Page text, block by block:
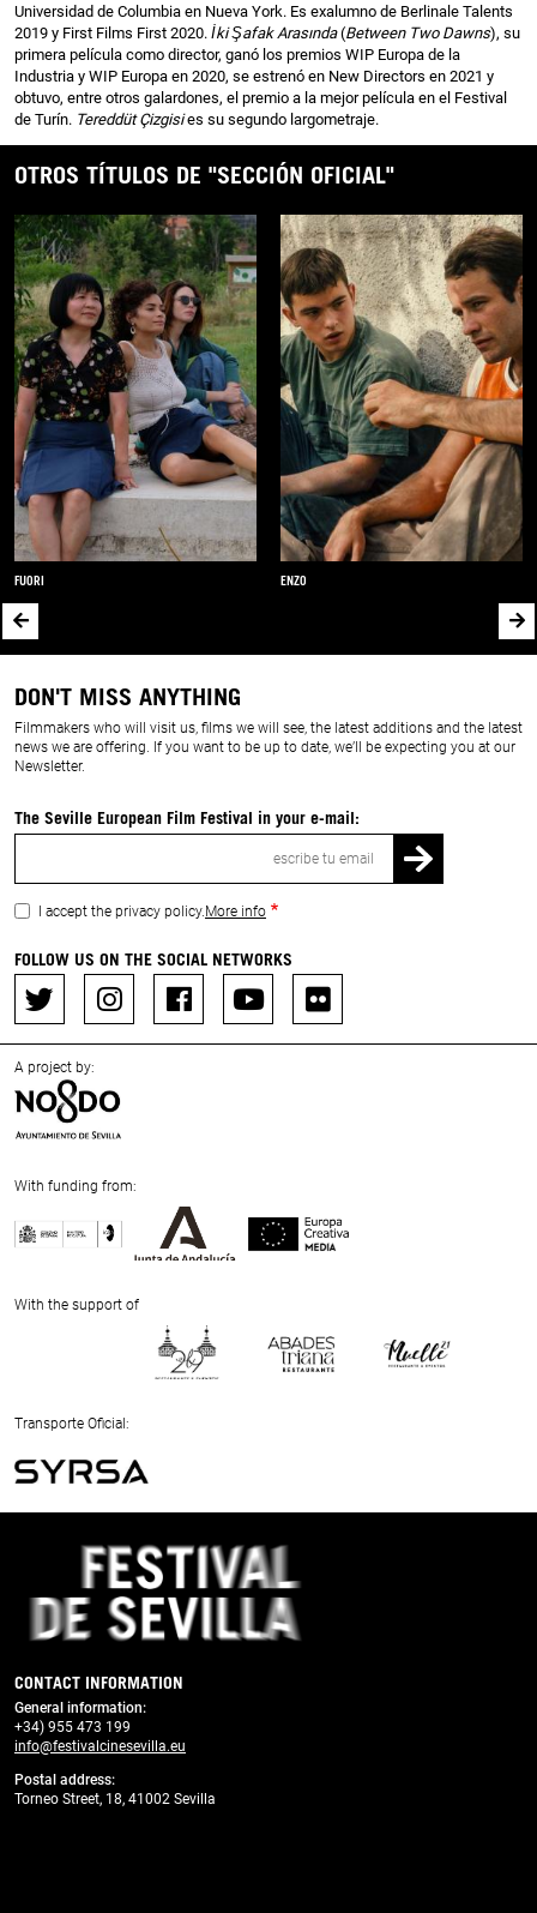
Universidad de Columbia en Nueva York. Es exalumno de Berlinale Talents
2019 y First Films First 2020. İki Şafak Arasında(Between Two Dawns), su
primera película como director, ganó los premios WIP Europa de la
Industria y WIP Europa en 2020, se estrenó en New Directors en 2021 y
obtuvo, entre otros galardones, el premio a la mejor película en el Festival
de Turín. Tereddüt Çizgisies su segundo largometraje.
OTROS TÍTULOS DE "SECCIÓN OFICIAL"
FUORI ENZO
DON'T MISS ANYTHING
Filmmakers who will visit us, films we will see, the latest additions and the latest
news we are offering. If you want to be up to date, we’ll be expecting you at our
Newsletter.
The Seville European Film Festival in your e-mail:
I accept the privacy policy. More info
FOLLOW US ON THE SOCIAL NETWORKS
A project by:
With funding from:
Next
With the support of
Next
Transporte Oficial:
Previous
CONTACT INFORMATION
General information:
+34) 955 473 199
info@festivalcinesevilla.eu
Postal address:
Torneo Street, 18, 41002 Sevilla